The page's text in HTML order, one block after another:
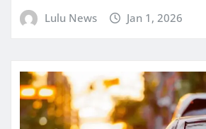
Lulu News Jan 1, 2026